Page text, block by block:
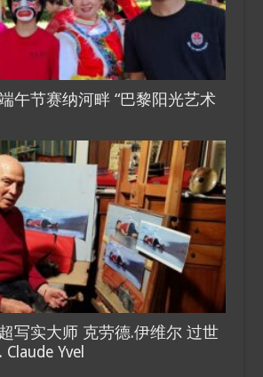
午节赛纳河畔 “巴黎阳光艺术
写实大师 克劳德.伊维尔 过世
Yvel